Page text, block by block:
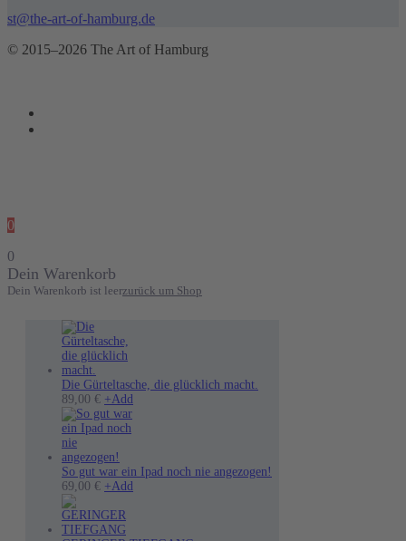
st@the-art-of-hamburg.de
© 2015–2026 The Art of Hamburg
0
0
Dein Warenkorb
Dein Warenkorb ist leerzurück um Shop
Die Gürteltasche, die glücklich macht.
89,00 € +Add
So gut war ein Ipad noch nie angezogen!
69,00 € +Add